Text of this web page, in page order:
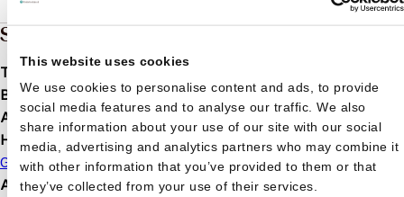
This website uses cookies
We use cookies to personalise content and ads, to provide
social media features and to analyse our traffic. We also
share information about your use of our site with our social
media, advertising and analytics partners who may combine it
with other information that you’ve provided to them or that
they’ve collected from your use of their services.
Specificaties
Taal
BindwijzePaperback
Aantal pagina's 112
Hoofdauteur
Greet Bauweleers
AfbeeldingMet illustraties